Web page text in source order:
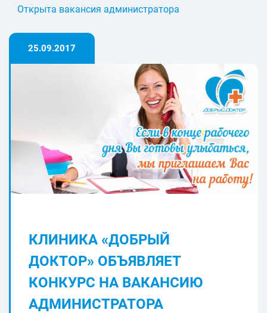
Открыта вакансия администратора
25.09.2017
КЛИНИКА «ДОБРЫЙ
ДОКТОР» ОБЪЯВЛЯЕТ
КОНКУРС НА ВАКАНСИЮ
АДМИНИСТРАТОРА